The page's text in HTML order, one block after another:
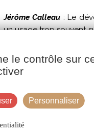
Jérôme Calleau : Le
un usage trop souvent
le vert est déjà notre
démarches
environnementaux que
sociétaires comme en
Par nature et
le contrôle sur
Personnaliser